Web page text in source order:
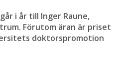
i år till Inger Raune,
Förutom äran är priset
doktorspromotion